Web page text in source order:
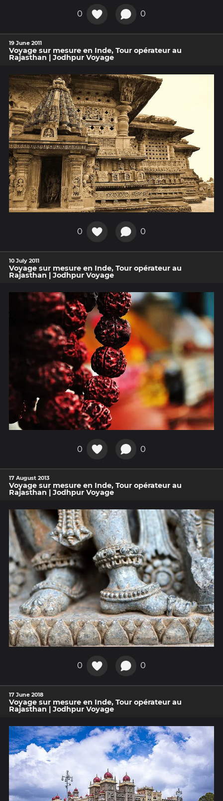
0 0
19 June 2011
Voyage sur mesure en Inde, Tour opérateur au
Rajasthan | Jodhpur Voyage
0 0
10 July 2011
Voyage sur mesure en Inde, Tour opérateur au
Rajasthan | Jodhpur Voyage
0 0
17 August 2013
Voyage sur mesure en Inde, Tour opérateur au
Rajasthan | Jodhpur Voyage
0 0
17 June 2018
Voyage sur mesure en Inde, Tour opérateur au
Rajasthan | Jodhpur Voyage